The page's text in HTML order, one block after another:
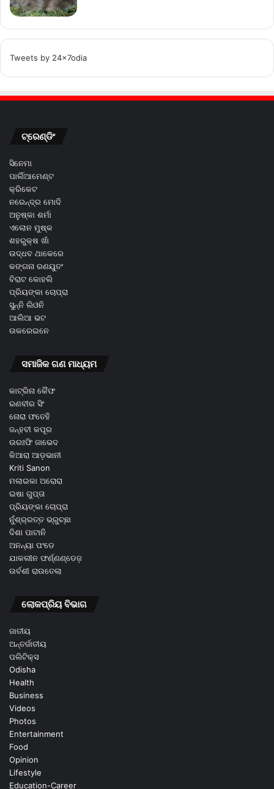
Tweets by 24x7odia
ଟ୍ରେଣ୍ଡିଂ
ସିନେମା
ପାର୍ଲିଆମେଣ୍ଟ
କ୍ରିକେଟ
ନରେନ୍ଦ୍ର ମୋଦି
ଅନୁଷ୍କା ଶର୍ମା
ଏଲୋନ ମୁଷ୍କ
ଶହରୁକ୍ଷ ଖାଁ
ଉଦ୍ଧବ ଥାକେରେ
କଙ୍ଗନା ରଣୟୁତଂ
ବିରାଟ କୋହଲି
ପ୍ରିୟଙ୍କା ଚୋପ୍ରା
ସୁନ୍ନି ଲିଓନି
ଆଲିଆ ଭଟ
ଉକରେଇନେ
ସମାଜିକ ଗଣ ମାଧ୍ୟମ
କାଟ୍ରିନା କୈଫ
ରଣବୀର ସିଂ
ନୋରା ଫତେହି
ଜନ୍ହବୀ କପୂର
ଉରଃଫି ଜାଭେଦ
କିଆରା ଆଡ଼ଭାନୀ
Kriti Sanon
ମଲାଇକା ଅରୋରା
ଇଷା ଗୁପ୍ତା
ପ୍ରିୟଙ୍କା ଚୋପ୍ରା
ନୁଁଶ୍ର୍ରତ୍ତ ଭ୍ରୁଚ୍ଛା
ଦିଶା ପାଟାନି
ଅନନ୍ୟା ପଂଡେ
ଯାକଲୀନ ଫର୍ଣ୍ଣଣ୍ଡେଜ଼
ଉର୍ବଶୀ ରାଉତେଲା
ଲୋକପ୍ରିୟ ବିଭାଗ
ଜାତୀୟ
ଅନ୍ତର୍ଜାତୀୟ
ପଲିଟିକ୍ସ
Odisha
Health
Business
Videos
Photos
Entertainment
Food
Opinion
Lifestyle
Education-Career